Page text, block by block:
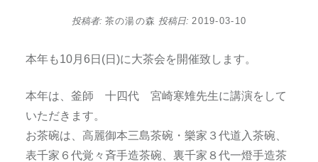
投稿者: 茶の湯の森 投稿日: 2019-03-10
本年も10月6日(日)に大茶会を開催致します。
本年は、釜師 十四代 宮崎寒雉先生に講演をして
いただきます。
お茶碗は、高麗御本三島茶碗・樂家３代道入茶碗、
表千家６代覚々斉手造茶碗、裏千家８代一燈手造茶